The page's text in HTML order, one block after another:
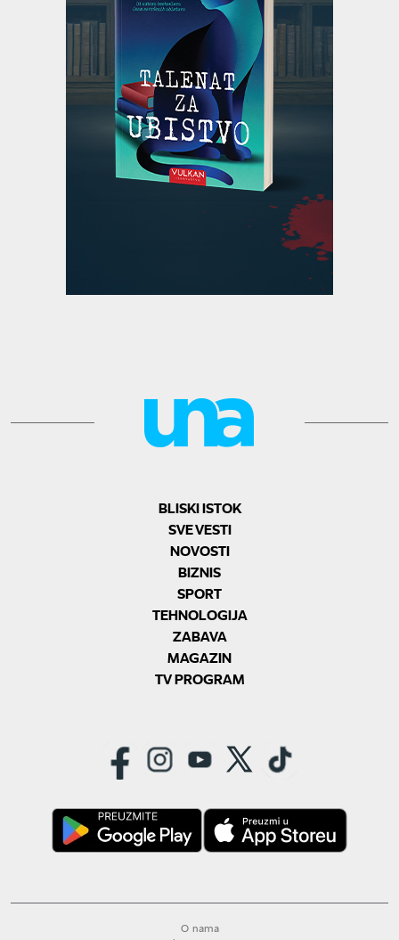
BLISKI ISTOK
SVE VESTI
NOVOSTI
BIZNIS
SPORT
TEHNOLOGIJA
ZABAVA
MAGAZIN
TV PROGRAM
O nama